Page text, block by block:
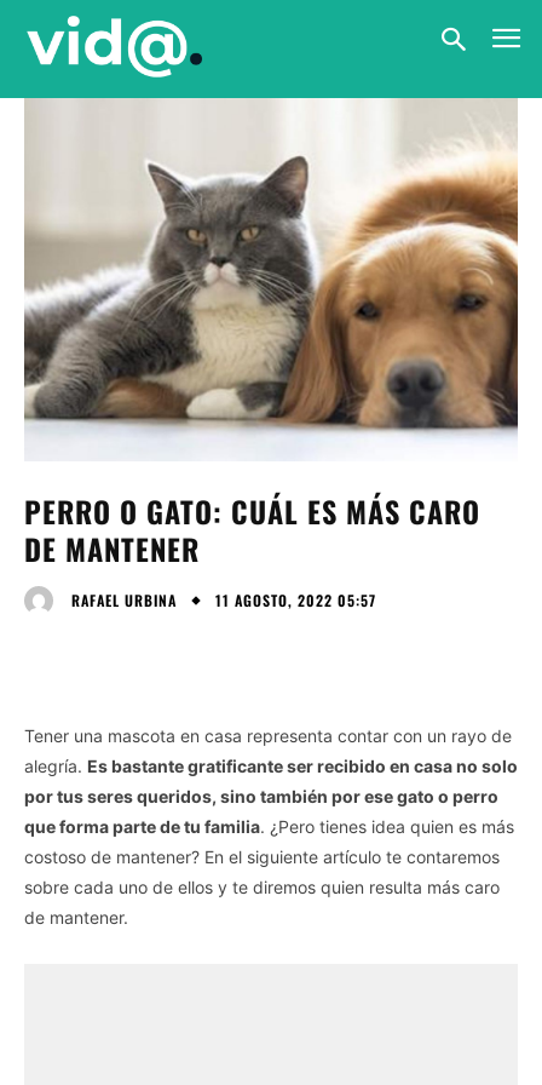
PERRO O GATO: CUÁL ES MÁS CARO
DE MANTENER
RAFAEL URBINA 11 AGOSTO, 2022 05:57
Tener una mascota en casa representa contar con un rayo de
alegría. Es bastante gratificante ser recibido en casa no solo
por tus seres queridos, sino también por ese gato o perro
que forma parte de tu familia. ¿Pero tienes idea quien es más
costoso de mantener? En el siguiente artículo te contaremos
sobre cada uno de ellos y te diremos quien resulta más caro
de mantener.